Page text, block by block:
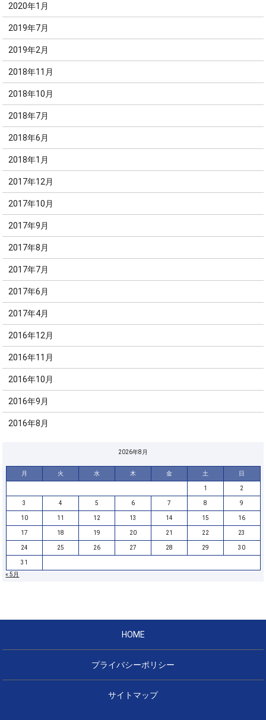
2020年1月
2019年7月
2019年2月
2018年11月
2018年10月
2018年7月
2018年6月
2018年1月
2017年12月
2017年10月
2017年9月
2017年8月
2017年7月
2017年6月
2017年4月
2016年12月
2016年11月
2016年10月
2016年9月
2016年8月
2026年8月
月 火 水 木 金 土 日
1 2
3 4 5 6 7 8 9
10 11 12 13 14 15 16
17 18 19 20 21 22 23
24 25 26 27 28 29 30
31
« 5月
HOME
プライバシーポリシー
サイトマップ